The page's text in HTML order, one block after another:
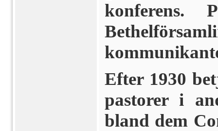
konferens.
Efter 1930
pastorer i
bland dem